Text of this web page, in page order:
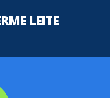
LEITE